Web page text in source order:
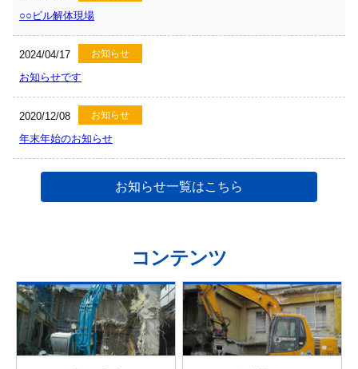
○○ビル解体現場
2024/04/17 お知らせ
お知らせです
2020/12/08 お知らせ
年末年始のお知らせ
お知らせ一覧はこちら
コンテンツ